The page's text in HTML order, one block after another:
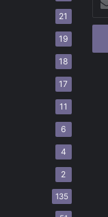
21
19
18
17
11
6
4
2
135
tu